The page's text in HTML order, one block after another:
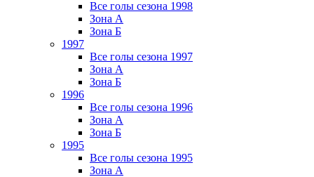
Все голы сезона 1998
Зона А
Зона Б
1997
Все голы сезона 1997
Зона А
Зона Б
1996
Все голы сезона 1996
Зона А
Зона Б
1995
Все голы сезона 1995
Зона А